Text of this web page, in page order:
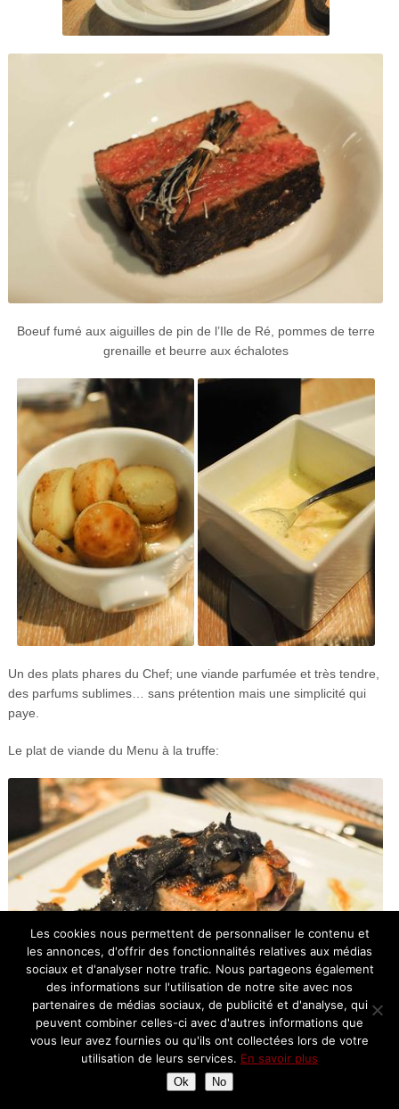
Boeuf fumé aux aiguilles de pin de l’Ile de Ré, pommes de terre
grenaille et beurre aux échalotes
Un des plats phares du Chef; une viande parfumée et très tendre,
des parfums sublimes… sans prétention mais une simplicité qui
paye.
Le plat de viande du Menu à la truffe:
Les cookies nous permettent de personnaliser le contenu et
les annonces, d'offrir des fonctionnalités relatives aux médias
sociaux et d'analyser notre trafic. Nous partageons également
des informations sur l'utilisation de notre site avec nos
partenaires de médias sociaux, de publicité et d'analyse, qui
peuvent combiner celles-ci avec d'autres informations que
vous leur avez fournies ou qu'ils ont collectées lors de votre
utilisation de leurs services. En savoir plus
Ok No